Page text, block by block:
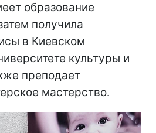
образование
получила
в Киевском
культуры и
преподает
мастерство.